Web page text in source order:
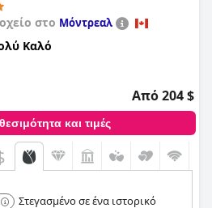
στο Μόντρεαλ
Καλό
Από 204 $
και τιμές
Στεγασμένο σε ένα ιστορικό